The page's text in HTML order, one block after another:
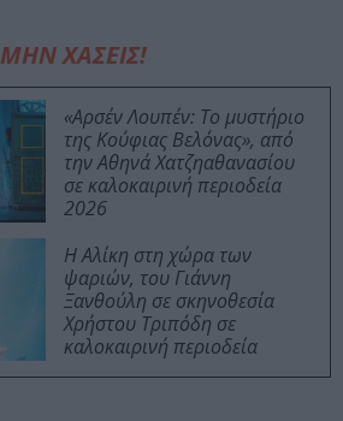
ΜΗΝ ΧΑΣΕΙΣ!
«Αρσέν Λουπέν: Το μυστήριο
της Κούφιας Βελόνας», από
την Αθηνά Χατζηαθανασίου
σε καλοκαιρινή περιοδεία
2026
Η Αλίκη στη χώρα των
ψαριών, του Γιάννη
Ξανθούλη σε σκηνοθεσία
Χρήστου Τριπόδη σε
καλοκαιρινή περιοδεία